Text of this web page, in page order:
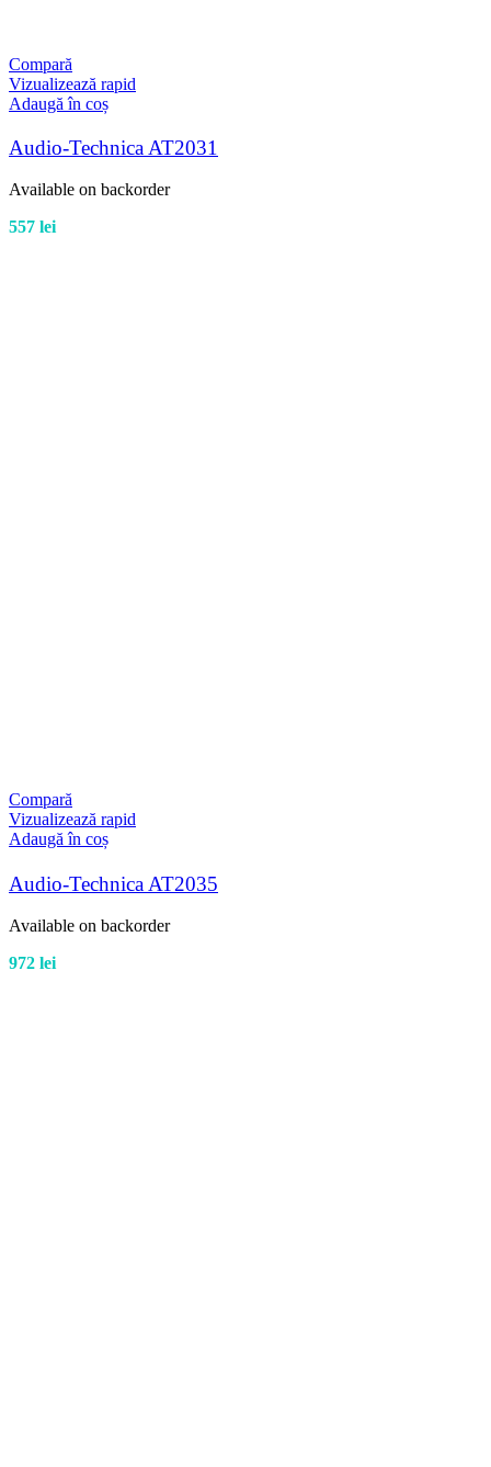
Compară
Vizualizează rapid
Adaugă în coș
Audio-Technica AT2031
Available on backorder
557 lei
Compară
Vizualizează rapid
Adaugă în coș
Audio-Technica AT2035
Available on backorder
972 lei